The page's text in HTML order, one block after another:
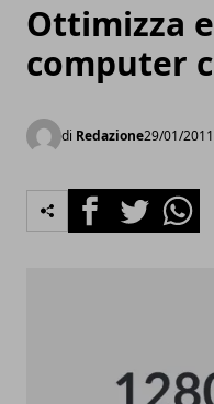
Ottimizza
computer
di Redazione29/01/2011
FacebookTwitter